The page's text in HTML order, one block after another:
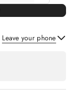
Leave your phone